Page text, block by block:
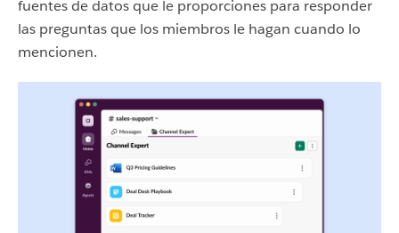
fuentes de datos que le proporciones para responder
las preguntas que los miembros le hagan cuando lo
mencionen.